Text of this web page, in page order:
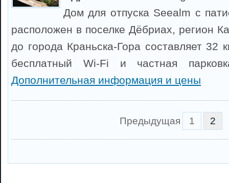
Дом для отпуска Seealm с
расположен в поселке Дёбриах, регион
до города Краньска-Гора составляет 32
бесплатный Wi-Fi и частная
Дополнительная информация и цены
Предыдущая 1 2